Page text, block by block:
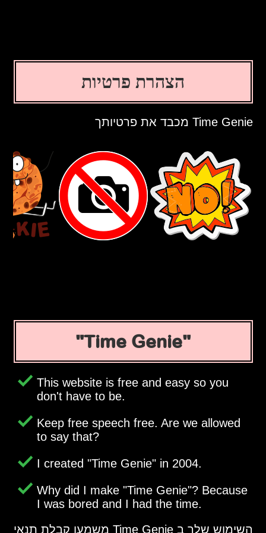
הצהרת פרטיות
Time Genie מכבד את פרטיותך
Time Genie
This website is free and easy so you
don't have to be.
Keep free speech free. Are we allowed
to say that?
I created Time Genie in 2004.
Why did I make Time Genie ? Because
I was bored and I had the time.
השימוש שלך ב Time Genie משמעו קבלת תנאי